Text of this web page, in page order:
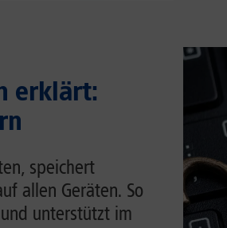
erklärt:
speichert
allen Geräten. So
unterstützt im